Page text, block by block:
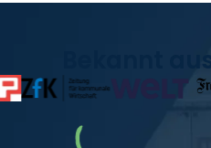
Bekannt